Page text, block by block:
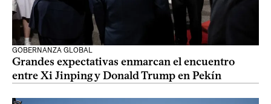
GOBERNANZA GLOBAL
Grandes expectativas enmarcan el encuentro
entre Xi Jinping y Donald Trump en Pekín